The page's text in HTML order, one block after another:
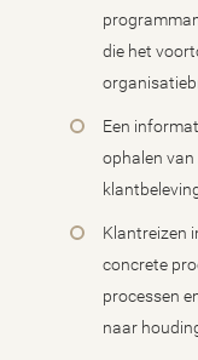
die het
Een
ophalen van
Klantreizen
concrete
processen
naar